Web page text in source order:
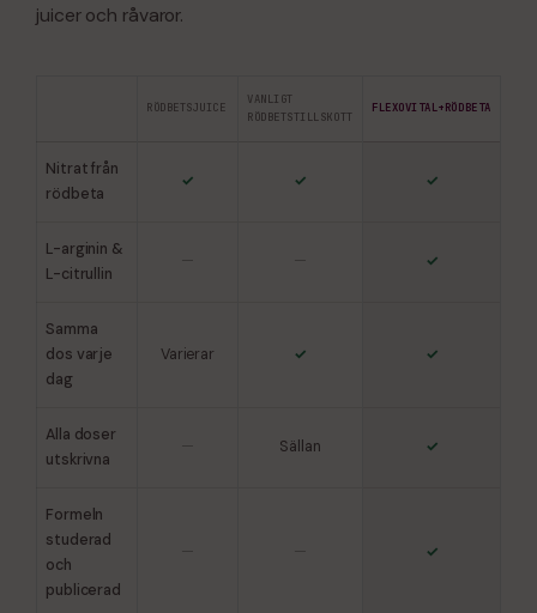
juicer och råvaror.
RÖDBETSJUICE
VANLIGT
RÖDBETSTILLSKOTT
FLEXOVITAL+RÖDBETA
Nitrat från
rödbeta
✓ ✓ ✓
L-arginin &
L-citrullin
✓
Samma
dos varje
dag
Varierar ✓ ✓
Alla doser
utskrivna
Sällan ✓
Formeln
studerad
och
publicerad
✓